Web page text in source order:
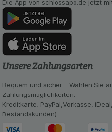
anzuzeigen und unser
betreiben.
Statistik & Tracking:
Informationen über die
unsere Website weiter für
Werbung auf Drittseiten
zu gestalten. Bitte
hierfür teilweise an Dritte
soziale Medien übertragen
Die App von schlossapo.de jetzt
Unsere Zahlungsarten
Bequem und sicher - Wählen Sie
Zahlungsmöglichkeiten:
Kreditkarte, PayPal,Vorkasse,
Bestandskunden)